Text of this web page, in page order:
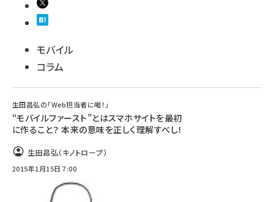
モバイル
コラム
生田昌弘の「Web担当者に喝！」
“モバイルファースト”とはスマホサイトを最初
に作ること？ 本来の意味を正しく理解すべし！
生田昌弘（キノトロープ）
2015年1月15日 7:00